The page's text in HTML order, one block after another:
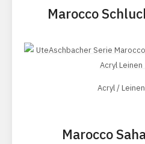
Marocco
Acryl /
Marocco